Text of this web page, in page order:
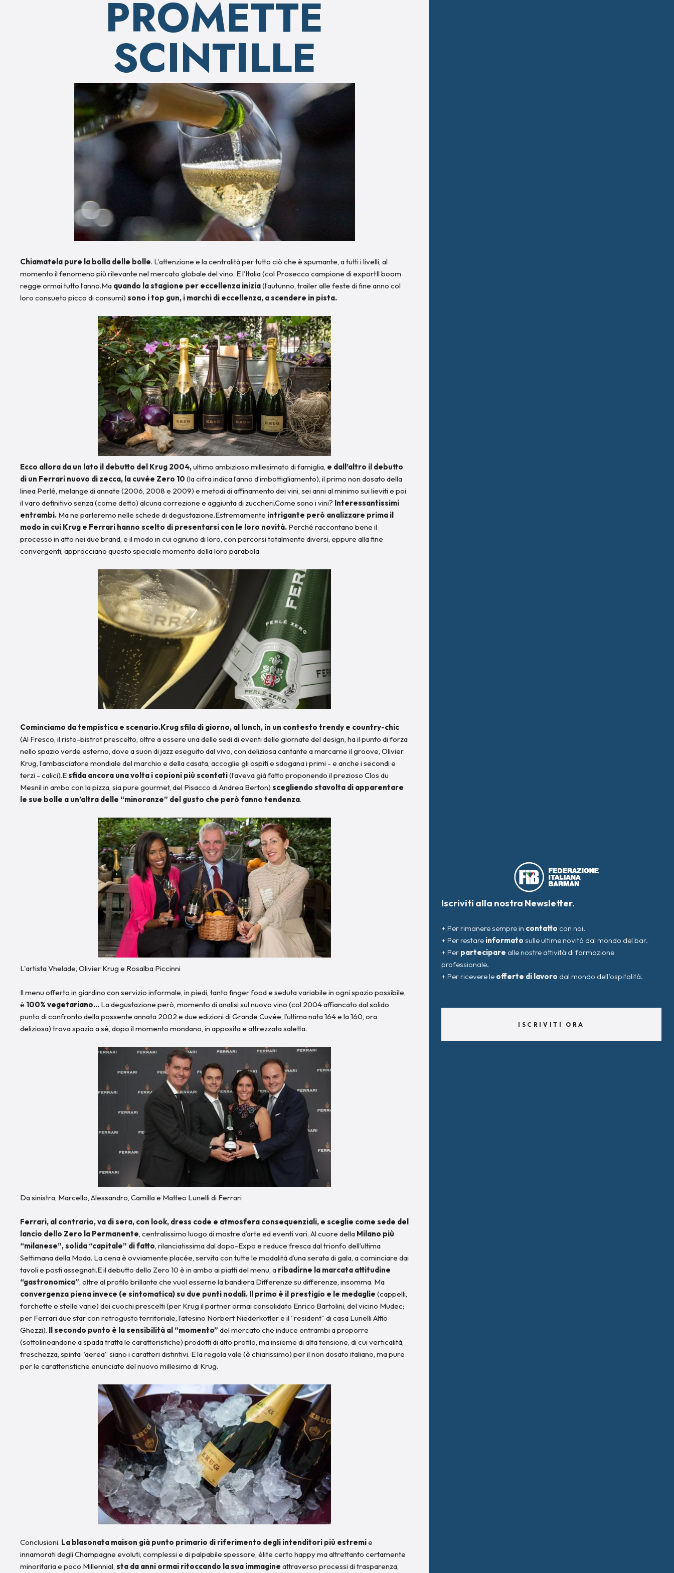
PROMETTE
SCINTILLE
Chiamatela pure la bolla delle bolle. L’attenzione e la centralità per tutto ciò che è spumante, a tutti i livelli, al
momento il fenomeno più rilevante nel mercato globale del vino. E l’Italia (col Prosecco campione di exportIl boom
regge ormai tutto l’anno.Ma quando la stagione per eccellenza inizia(l’autunno, trailer alle feste di fine anno col
loro consueto picco di consumi) sono i top gun, i marchi di eccellenza, a scendere in pista.
Ecco allora da un lato il debutto del Krug 2004,ultimo ambizioso millesimato di famiglia, e dall’altro il debutto
di un Ferrari nuovo di zecca, la cuvée Zero 10 (la cifra indica l’anno d’imbottigliamento), il primo non dosato della
linea Perlé, melange di annate (2006, 2008 e 2009) e metodi di affinamento dei vini, sei anni al minimo sui lieviti e poi
il varo definitivo senza (come detto) alcuna correzione e aggiunta di zuccheri.Come sono i vini? Interessantissimi
entrambi. Ma ne parleremo nelle schede di degustazione.Estremamente intrigante però analizzare prima il
modo in cui Krug e Ferrari hanno scelto di presentarsi con le loro novità. Perché raccontano bene il
processo in atto nei due brand, e il modo in cui ognuno di loro, con percorsi totalmente diversi, eppure alla fine
convergenti, approcciano questo speciale momento della loro parabola.
Cominciamo da tempistica e scenario.Krug sfila di giorno, al lunch, in un contesto trendy e country-chic
(Al Fresco, il risto-bistrot prescelto, oltre a essere una delle sedi di eventi delle giornate del design, ha il punto di forza
nello spazio verde esterno, dove a suon di jazz eseguito dal vivo, con deliziosa cantante a marcarne il groove, Olivier
Krug, l’ambasciatore mondiale del marchio e della casata, accoglie gli ospiti e sdogana i primi - e anche i secondi e
terzi - calici).Esfida ancora una volta i copioni più scontati(l’aveva già fatto proponendo il prezioso Clos du
Mesnil in ambo con la pizza, sia pure gourmet, del Pisacco di Andrea Berton) scegliendo stavolta di apparentare
le sue bolle a un’altra delle “minoranze” del gusto che però fanno tendenza.
L'artista Vhelade, Olivier Krug e Rosalba Piccinni
Il menu offerto in giardino con servizio informale, in piedi, tanto finger food e seduta variabile in ogni spazio possibile,
è 100% vegetariano… La degustazione però, momento di analisi sul nuovo vino (col 2004 affiancato dal solido
punto di confronto della possente annata 2002 e due edizioni di Grande Cuvée, l’ultima nata 164 e la 160, ora
deliziosa) trova spazio a sé, dopo il momento mondano, in apposita e attrezzata saletta.
Da sinistra, Marcello, Alessandro, Camilla e Matteo Lunelli di Ferrari
Ferrari, al contrario, va di sera, con look, dress code e atmosfera consequenziali, e sceglie come sede del
lancio dello Zero la Permanente, centralissimo luogo di mostre d’arte ed eventi vari. Al cuore della Milano più
“milanese”, solida “capitale” di fatto, rilanciatissima dal dopo-Expo e reduce fresca dal trionfo dell’ultima
Settimana della Moda. La cena è ovviamente placée, servita con tutte le modalità d’una serata di gala, a cominciare dai
tavoli e posti assegnati.E il debutto dello Zero 10 è in ambo ai piatti del menu, a ribadirne la marcata attitudine
“gastronomica”, oltre al profilo brillante che vuol esserne la bandiera.Differenze su differenze, insomma. Ma
convergenza piena invece (e sintomatica) su due punti nodali. Il primo è il prestigio e le medaglie (cappelli,
forchette e stelle varie) dei cuochi prescelti (per Krug il partner ormai consolidato Enrico Bartolini, del vicino Mudec;
per Ferrari due star con retrogusto territoriale, l’atesino Norbert Niederkofler e il “resident” di casa Lunelli Alfio
Ghezzi). Il secondo punto è la sensibilità al “momento” del mercato che induce entrambi a proporre
(sottolineandone a spada tratta le caratteristiche) prodotti di alto profilo, ma insieme di alta tensione, di cui verticalità,
freschezza, spinta “aerea” siano i caratteri distintivi. E la regola vale (è chiarissimo) per il non dosato italiano, ma pure
per le caratteristiche enunciate del nuovo millesimo di Krug.
Conclusioni. La blasonata maison già punto primario di riferimento degli intenditori più estremie
innamorati degli Champagne evoluti, complessi e di palpabile spessore, élite certo happy ma altrettanto certamente
minoritaria e poco Millennial, sta da anni ormai ritoccando la sua immagine attraverso processi di trasparenza,
Iscriviti alla nostra Newsletter.
+ Per rimanere sempre in contatto con noi.
+ Per restare informato sulle ultime novità dal mondo del bar.
+ Per partecipare alle nostre attività di formazione
professionale.
+ Per ricevere le offerte di lavoro dal mondo dell’ospitalità.
ISCRIVITI ORA